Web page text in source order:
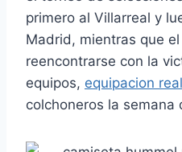
primero al Villarreal y
Madrid, mientras que
reencontrarse con la
equipos, equipacion
colchoneros la semana